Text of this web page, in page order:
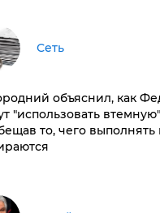
Сеть
объяснил, как
"использовать
то, чего выполнять